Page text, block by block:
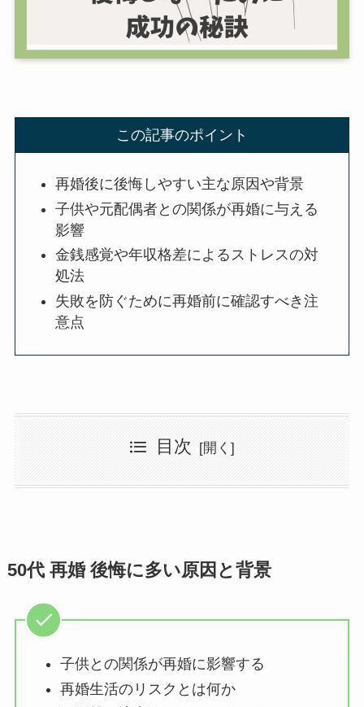
この記事のポイント
再婚後に後悔しやすい主な原因や背景
子供や元配偶者との関係が再婚に与える
影響
金銭感覚や年収格差によるストレスの対
処法
失敗を防ぐために再婚前に確認すべき注
意点
目次
50代 再婚 後悔に多い原因と背景
子供との関係が再婚に影響する
再婚生活のリスクとは何か